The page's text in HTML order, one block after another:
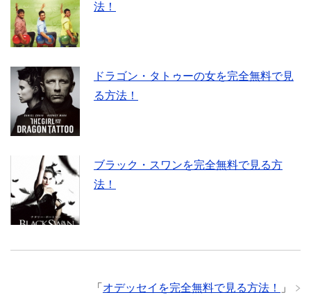
法！
ドラゴン・タトゥーの女を完全無料で見
る方法！
ブラック・スワンを完全無料で見る方
法！
「 オデッセイを完全無料で見る方法！ 」